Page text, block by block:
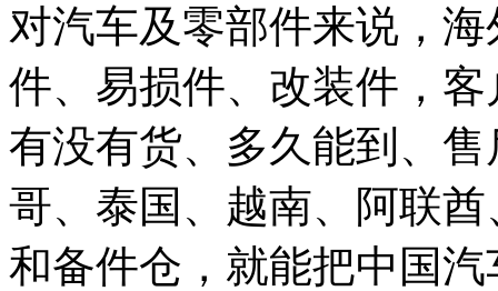
对汽车及零部件来说，
件、易损件、改装件，
有没有货、多久能到、
哥、泰国、越南、阿联
和备件仓，就能把中国